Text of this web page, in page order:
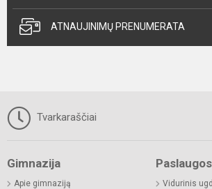
ATNAUJINIMŲ PRENUMERATA
Tvarkaraščiai
Gimnazija
Apie gimnaziją
Paslaugos
Vidurinis